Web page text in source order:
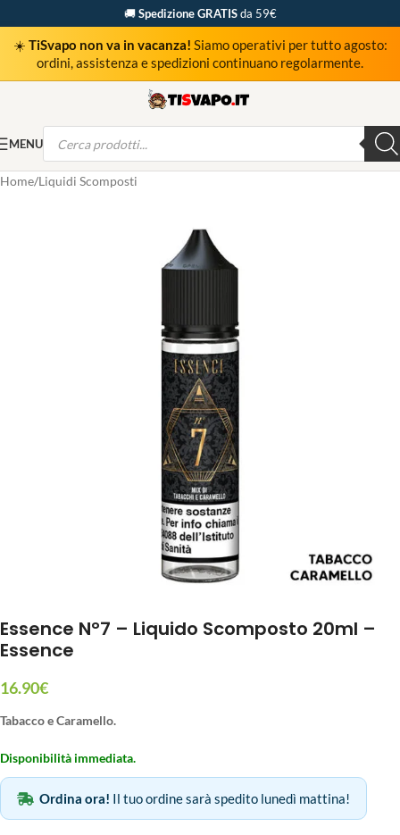
🚚Spedizione GRATISda 59€
☀️ TiSvapo non va in vacanza! Siamo operativi per tutto agosto:
ordini, assistenza e spedizioni continuano regolarmente.
MENU
Home Liquidi Scomposti
Essence N°7 – Liquido Scomposto 20ml –
Essence
16.90€
Tabacco e Caramello.
Disponibilità immediata.
Ordina ora! Il tuo ordine sarà spedito lunedì mattina!